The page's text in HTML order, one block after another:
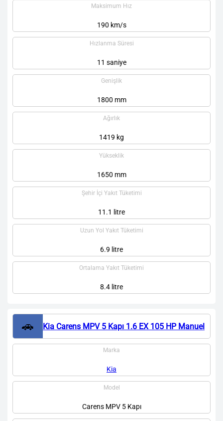
Maksimum Hız
190 km/s
Hızlanma Süresi
11 saniye
Genişlik
1800 mm
Ağırlık
1419 kg
Yükseklik
1650 mm
Şehir İçi Yakıt Tüketimi
11.1 litre
Uzun Yol Yakıt Tüketimi
6.9 litre
Ortalama Yakıt Tüketimi
8.4 litre
🚗 Kia Carens MPV 5 Kapı 1.6 EX 105 HP Manuel
Marka
Kia
Model
Carens MPV 5 Kapı